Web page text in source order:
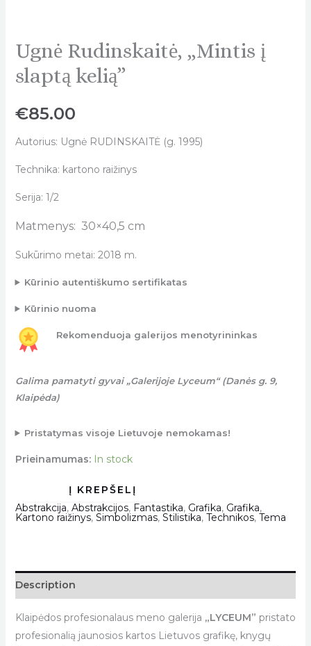
Ugnė Rudinskaitė, „Mintis į
slaptą kelią”
€85.00
Autorius: Ugnė RUDINSKAITĖ (g. 1995)
Technika: kartono raižinys
Serija: 1/2
Matmenys: 30×40,5 cm
Sukūrimo metai: 2018 m.
Kūrinio autentiškumo sertifikatas
Kūrinio nuoma
Rekomenduoja galerijos menotyrininkas
Galima pamatyti gyvai „Galerijoje Lyceum“ (Danės g. 9,
Klaipėda)
Pristatymas visoje Lietuvoje nemokamas!
Prieinamumas: In stock
Ugnė
Rudinskaitė,
„Mintis
slaptą
kelią"
Abstrakcija, Abstrakcijos, Fantastika, Grafika, Grafika,
Kartono raižinys, Simbolizmas, Stilistika, Technikos, Tema
Description
Klaipėdos profesionalaus meno galerija „LYCEUM” pristato
profesionalią jaunosios kartos Lietuvos grafikę, knygų